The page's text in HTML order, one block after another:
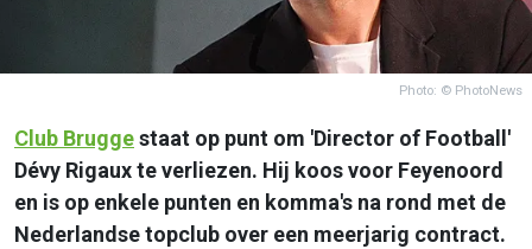
Photo: © PhotoNews
Club Bruggestaat op punt om 'Director of Football'
Dévy Rigaux te verliezen. Hij koos voor Feyenoord
en is op enkele punten en komma's na rond met de
Nederlandse topclub over een meerjarig contract.